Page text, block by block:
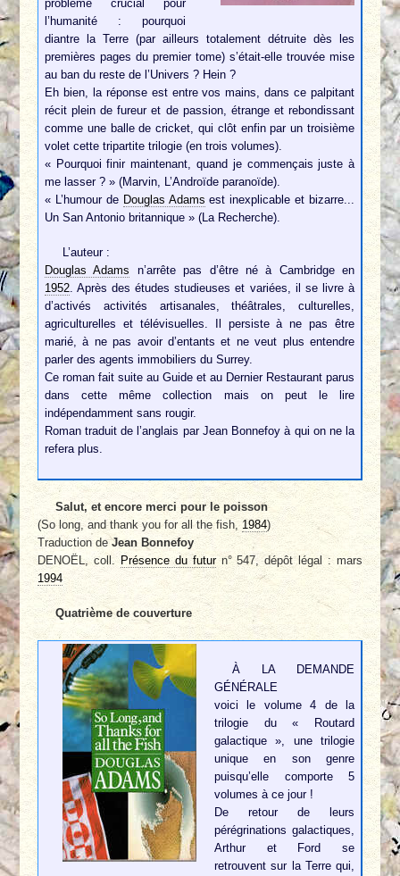
problème crucial pour
l’humanité : pourquoi
diantre la Terre (par ailleurs totalement détruite dès les
premières pages du premier tome) s’était-elle trouvée mise
au ban du reste de l’Univers ? Hein ?
Eh bien, la réponse est entre vos mains, dans ce palpitant
récit plein de fureur et de passion, étrange et rebondissant
comme une balle de cricket, qui clôt enfin par un troisième
volet cette tripartite trilogie (en trois volumes).
« Pourquoi finir maintenant, quand je commençais juste à
me lasser ? » (Marvin, L’Androïde paranoïde).
« L’humour de Douglas Adams est inexplicable et bizarre...
Un San Antonio britannique » (La Recherche).
L’auteur :
Douglas Adams n’arrête pas d’être né à Cambridge en
1952. Après des études studieuses et variées, il se livre à
d’activés activités artisanales, théâtrales, culturelles,
agriculturelles et télévisuelles. Il persiste à ne pas être
marié, à ne pas avoir d’entants et ne veut plus entendre
parler des agents immobiliers du Surrey.
Ce roman fait suite au Guide et au Dernier Restaurant parus
dans cette même collection mais on peut le lire
indépendamment sans rougir.
Roman traduit de l’anglais par Jean Bonnefoy à qui on ne la
refera plus.
Salut, et encore merci pour le poisson
(So long, and thank you for all the fish,1984)
Traduction deJean Bonnefoy
DENOËL, coll.Présence du futurn° 547, dépôt légal : mars
1994
Quatrième de couverture
À LA DEMANDE
GÉNÉRALE
voici le volume 4 de la
trilogie du « Routard
galactique », une trilogie
unique en son genre
puisqu’elle comporte 5
volumes à ce jour !
De retour de leurs
pérégrinations galactiques,
Arthur et Ford se
retrouvent sur la Terre qui,